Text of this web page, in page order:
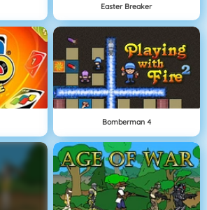
Easter Breaker
Bomberman 4